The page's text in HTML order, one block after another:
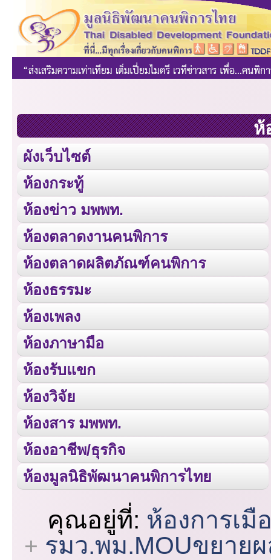
ห้
ผังเว็บไซต์
ห้องกระทู้
ห้องข่าว มพพท.
ห้องตลาดงานคนพิการ
ห้องตลาดผลิตภัณฑ์คนพิการ
ห้องธรรมะ
ห้องเพลง
ห้องภาษามือ
ห้องรับแขก
ห้องวิจัย
ห้องสาร มพพท.
ห้องอาชีพ/ธุรกิจ
ห้องมูลนิธิพัฒนาคนพิการไทย
คุณอยู่ที่: ห้องการเมื
รมว.พม.MOUขยาย